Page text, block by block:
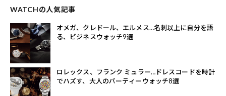
WATCHの人気記事
オメガ、クレドール、エルメス…名刺以上に自分を語
る、ビジネスウォッチ9選
ロレックス、フランク ミュラー…ドレスコードを時計
でハズす、大人のパーティーウォッチ8選